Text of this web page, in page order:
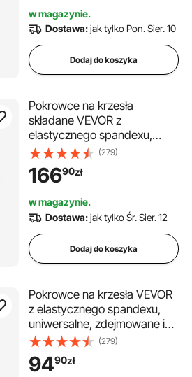
jadalni (opakowanie 30 sztuk,
czarne)
w magazynie.
Dostawa:jak tylko Pon. Sier. 10
Dodaj do koszyka
Pokrowce na krzesła
składane VEVOR z
elastycznego spandexu,
uniwersalne, zdejmowane i
nadające się do prania, na
wesela, imprezy,
(opakowanie 30 sztuk,
czarne)
(279)
16690zł
w magazynie.
Dostawa:jak tylko Śr. Sier. 12
Dodaj do koszyka
Pokrowce na krzesła VEVOR
z elastycznego spandexu,
uniwersalne, zdejmowane i
nadające się do prania, na
wesela, święta, bankiety,
imprezy, uroczystości, do
(279)
9490zł